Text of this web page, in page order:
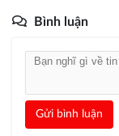
Bình luận
Gửi bình luận